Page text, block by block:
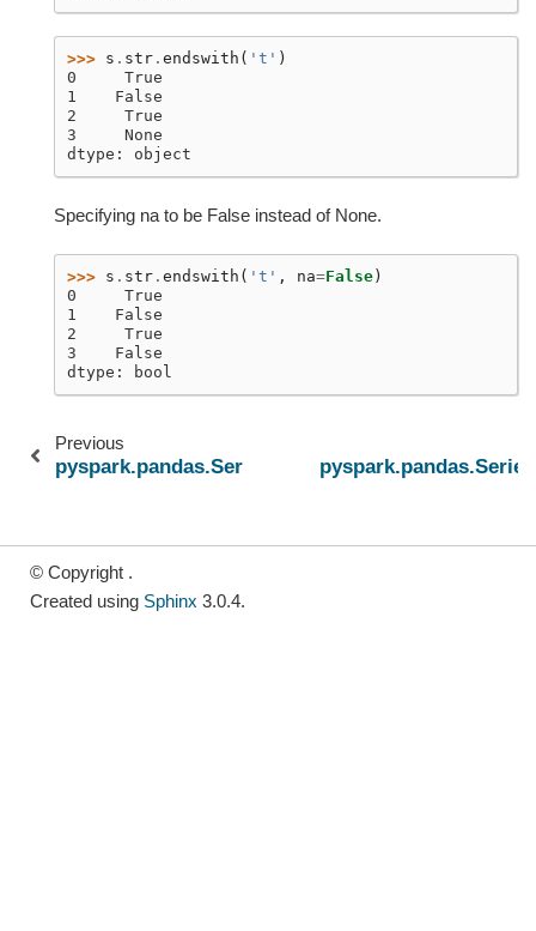
>>> s . str . endswith ( 't' )
0     True
1    False
2     True
3     None
dtype: object
Specifying na to be False instead of None.
>>> s . str . endswith ( 't' , na=False )
0     True
1    False
2     True
3    False
dtype: bool
Previous
pyspark.pandas.Series.str.encode
© Copyright .
Created using Sphinx 3.0.4.